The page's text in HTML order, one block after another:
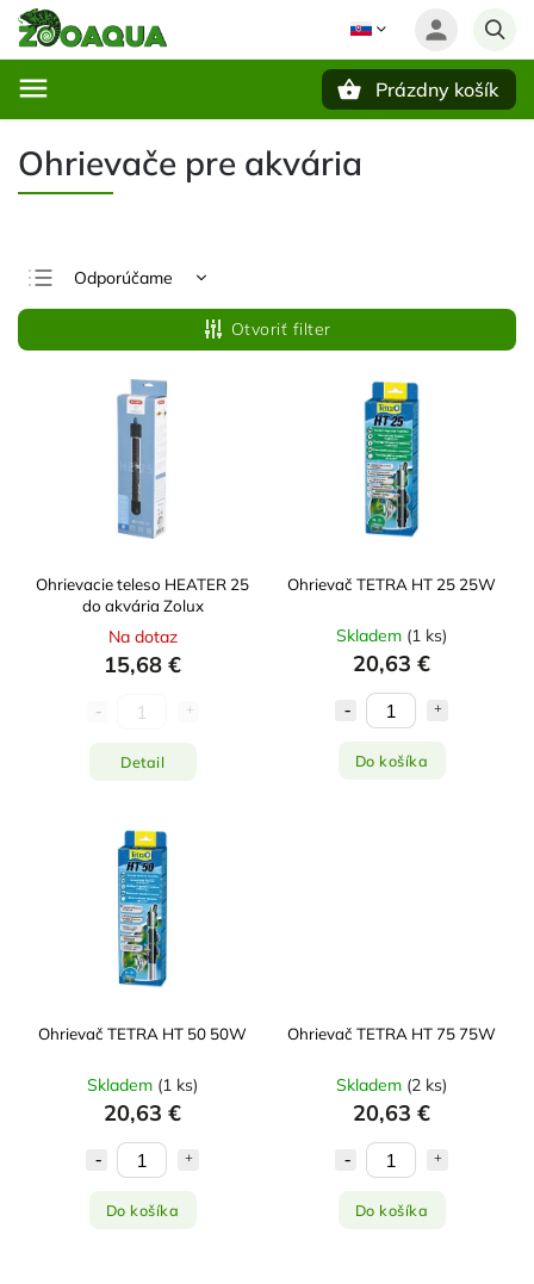
Prázdny košík
Ohrievače pre akvária
Odporúčame
Najlacnejšie
Najdrahšie
Najpredávanejšie
Abecedne
Otvoriť filter
Ohrievacie teleso HEATER 25
do akvária Zolux
Na dotaz
15,68 €
Detail
Ohrievač TETRA HT 25 25W
Skladem (1 ks)
20,63 €
Do košíka
Ohrievač TETRA HT 50 50W
Skladem (1 ks)
20,63 €
Do košíka
Ohrievač TETRA HT 75 75W
Skladem (2 ks)
20,63 €
Do košíka